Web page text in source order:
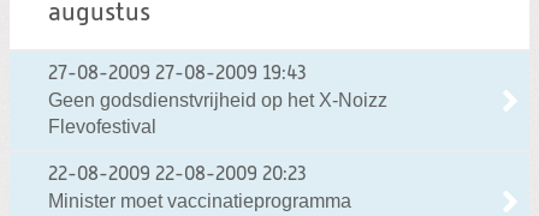
augustus
27-08-2009 27-08-2009 19:43
Geen godsdienstvrijheid op het X-Noizz
Flevofestival
22-08-2009 22-08-2009 20:23
Minister moet vaccinatieprogramma